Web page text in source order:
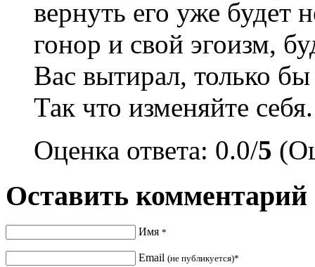
вернуть его уже будет
гонор и свой эгоизм,
Вас вытирал, только
Так что изменяйте себя.
Оценка ответа: 0.0/5
Оставить комментарий
Имя *
Email (не публикуется)*